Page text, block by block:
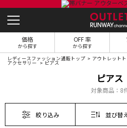
価格
から探す
OFF 率
から探す
レディースファッション通販トップ アウトレット
アクセサリー ピアス
ピアス
対象商品： 8
絞り込み 並び替え